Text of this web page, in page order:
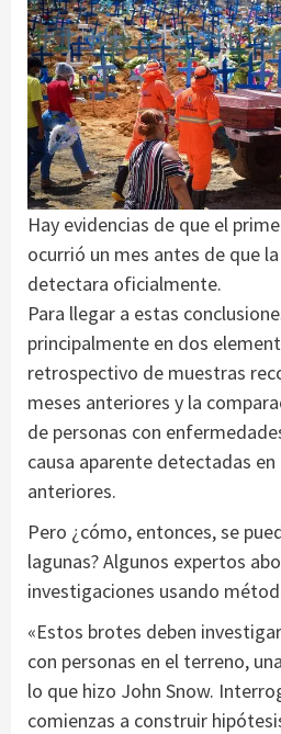
Hay evidencias de que el
ocurrió un mes antes de que
detectara oficialmente.
Para llegar a estas
principalmente en dos
retrospectivo de muestras
meses anteriores y la
de personas con
causa aparente detectadas en
anteriores.
Pero ¿cómo, entonces, se
lagunas? Algunos expertos
investigaciones usando
«Estos brotes deben
con personas en el terreno,
lo que hizo John Snow.
comienzas a construir